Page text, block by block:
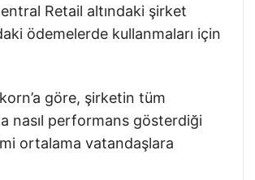
Retail altındaki şirket
ödemelerde kullanmaları için
göre, şirketin tüm
nasıl performans gösterdiği
ortalama vatandaşlara